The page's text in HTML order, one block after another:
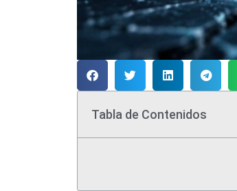
Tabla de Contenidos